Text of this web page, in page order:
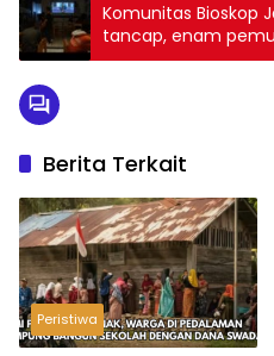
Komunitas Bioskop Jalanan
tancap, enam
bentuk Komunitas
Berita Terkait
Peristiwa